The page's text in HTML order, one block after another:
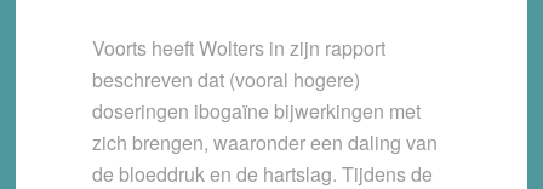
Voorts heeft Wolters in zijn rapport
beschreven dat (vooral hogere)
doseringen ibogaïne bijwerkingen met
zich brengen, waaronder een daling van
de bloeddruk en de hartslag. Tijdens de